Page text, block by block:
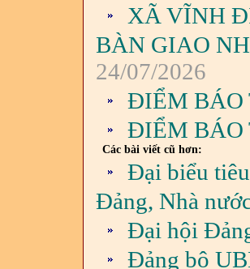
XÃ VĨNH
BÀN GIAO
24/07/2026
ĐIỂM BÁO
ĐIỂM BÁO
Các bài viết cũ hơn:
Đại biểu
Đảng, Nhà
Đại hội
Đảng bộ